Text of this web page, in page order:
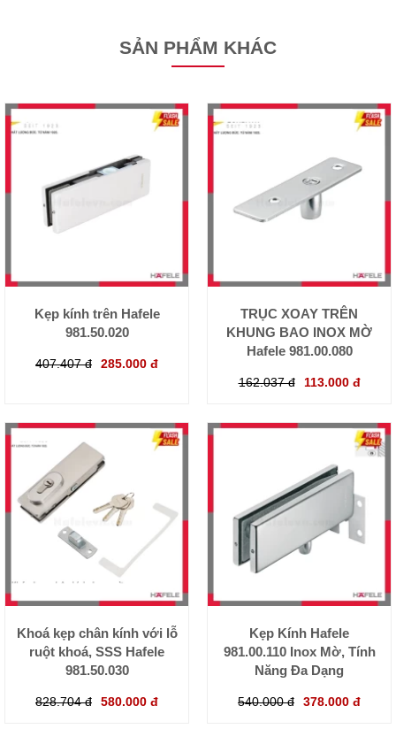
SẢN PHẨM KHÁC
Kẹp kính trên Hafele
981.50.020
407.407 đ 285.000 đ
TRỤC XOAY TRÊN
KHUNG BAO INOX MỜ
Hafele 981.00.080
162.037 đ 113.000 đ
Khoá kẹp chân kính với lỗ
ruột khoá, SSS Hafele
981.50.030
828.704 đ 580.000 đ
Kẹp Kính Hafele
981.00.110 Inox Mờ, Tính
Năng Đa Dạng
540.000 đ 378.000 đ